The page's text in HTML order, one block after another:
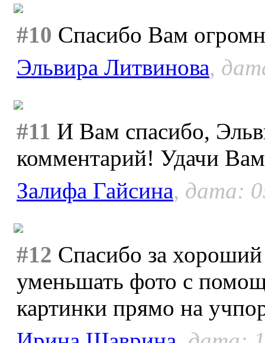
#10 Спасибо Вам
Эльвира Литвинова,
#11 И Вам спасибо,
комментарий! Удачи
Залифа Гайсина, дата:
#12 Спасибо за хороший
уменьшать фото с
картинки прямо на